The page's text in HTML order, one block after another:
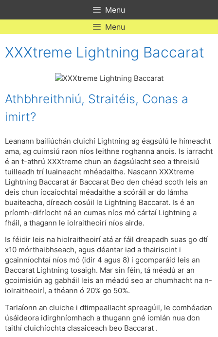
Menu
Menu
XXXtreme Lightning Baccarat
Athbhreithniú, Straitéis, Conas a
imirt?
Leanann bailiúchán cluichí Lightning ag éagsúlú le himeacht
ama, ag cuimsiú raon níos leithne roghanna anois. Is iarracht
é an t-athrú XXXtreme chun an éagsúlacht seo a threisiú
tuilleadh trí luaineacht mhéadaithe. Nascann XXXtreme
Lightning Baccarat ár Baccarat Beo den chéad scoth leis an
deis chun íocaíochtaí méadaithe a scóráil ar do lámha
buaiteacha, díreach cosúil le Lightning Baccarat. Is é an
príomh-difríocht ná an cumas níos mó cártaí Lightning a
fháil, a thagann le iolraitheoirí níos airde.
Is féidir leis na hiolraitheoirí atá ar fáil dreapadh suas go dtí
x10 mórthaibhseach, agus déantar iad a thairiscint i
gcainníochtaí níos mó (idir 4 agus 8) i gcomparáid leis an
Baccarat Lightning tosaigh. Mar sin féin, tá méadú ar an
gcoimisiún ag gabháil leis an méadú seo ar chumhacht na n-
iolraitheoirí, a théann ó 20% go 50%.
Tarlaíonn an cluiche i dtimpeallacht spreagúil, le comhéadan
úsáideora idirghníomhach a thugann gné iomlán nua don
taithí cluichíochta clasaiceach beo Baccarat .